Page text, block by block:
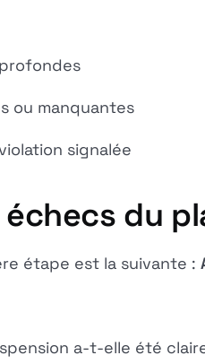
ou manquantes
signalée
du
étape est la suivante :
a-t-elle été